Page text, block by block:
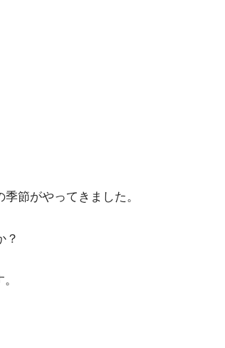
季節がやってきました。
？